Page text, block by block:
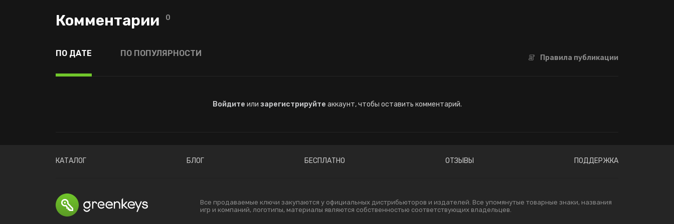
Комментарии 0
ПО ДАТЕ ПО ПОПУЛЯРНОСТИ Правила публикации
Войдите или зарегистрируйте аккаунт, чтобы оставить комментарий.
КАТАЛОГ БЛОГ БЕСПЛАТНО ОТЗЫВЫ ПОДДЕРЖКА
Все продаваемые ключи закупаются у официальных дистрибьюторов и издателей. Все упомянутые товарные знаки, названия
игр и компаний, логотипы, материалы являются собственностью соответствующих владельцев.